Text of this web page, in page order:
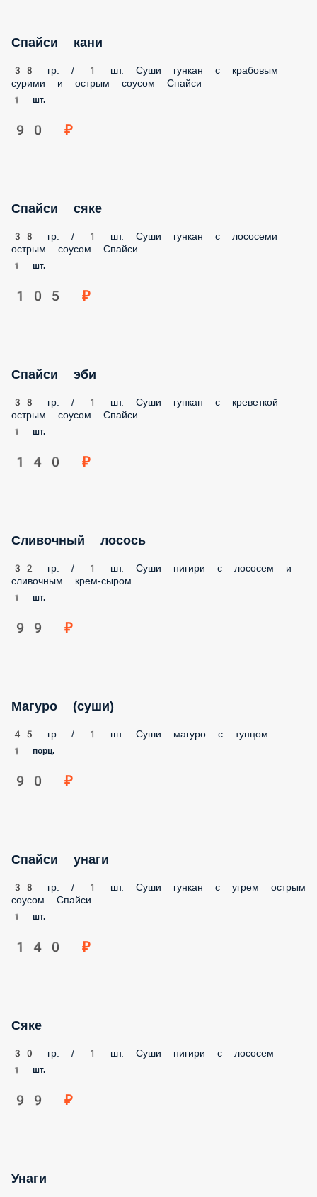
Спайси кани
38 гр. / 1 шт. Суши гункан с крабовым сурими и острым
соусом Спайси
1 шт.
90 ₽
Спайси сяке
38 гр. / 1 шт. Суши гункан с лососеми острым соусом
Спайси
1 шт.
105 ₽
Спайси эби
38 гр. / 1 шт. Суши гункан с креветкой острым соусом
Спайси
1 шт.
140 ₽
Сливочный лосось
32 гр. / 1 шт. Суши нигири с лососем и сливочным крем-
сыром
1 шт.
99 ₽
Магуро (суши)
45 гр. / 1 шт. Суши магуро с тунцом
1 порц.
90 ₽
Спайси унаги
38 гр. / 1 шт. Суши гункан с угрем острым соусом Спайси
1 шт.
30 гр. / 1 шт. Суши нигири с лососем
1 шт.
33 г. / 1 шт. Суши нигири с копченым угрем, соусом Унаги